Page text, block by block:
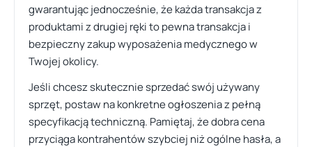
gwarantując jednocześnie, że każda transakcja z
produktami z drugiej ręki to pewna transakcja i
bezpieczny zakup wyposażenia medycznego w
Twojej okolicy.
Jeśli chcesz skutecznie sprzedać swój używany
sprzęt, postaw na konkretne ogłoszenia z pełną
specyfikacją techniczną. Pamiętaj, że dobra cena
przyciąga kontrahentów szybciej niż ogólne hasła, a